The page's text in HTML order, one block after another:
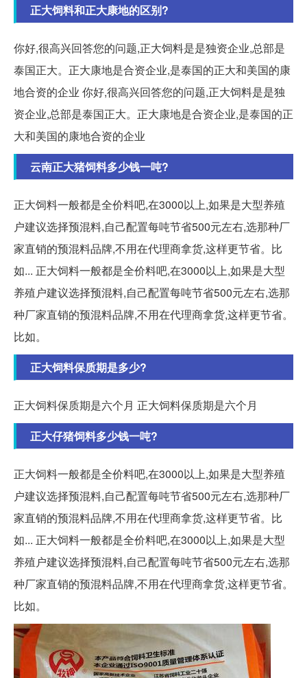
正大饲料和正大康地的区别?
你好,很高兴回答您的问题,正大饲料是是独资企业,总部是
泰国正大。正大康地是合资企业,是泰国的正大和美国的康
地合资的企业 你好,很高兴回答您的问题,正大饲料是是独
资企业,总部是泰国正大。正大康地是合资企业,是泰国的正
大和美国的康地合资的企业
云南正大猪饲料多少钱一吨?
正大饲料一般都是全价料吧,在3000以上,如果是大型养殖
户建议选择预混料,自己配置每吨节省500元左右,选那种厂
家直销的预混料品牌,不用在代理商拿货,这样更节省。比
如... 正大饲料一般都是全价料吧,在3000以上,如果是大型
养殖户建议选择预混料,自己配置每吨节省500元左右,选那
种厂家直销的预混料品牌,不用在代理商拿货,这样更节省。
比如。
正大饲料保质期是多少?
正大饲料保质期是六个月 正大饲料保质期是六个月
正大仔猪饲料多少钱一吨?
正大饲料一般都是全价料吧,在3000以上,如果是大型养殖
户建议选择预混料,自己配置每吨节省500元左右,选那种厂
家直销的预混料品牌,不用在代理商拿货,这样更节省。比
如... 正大饲料一般都是全价料吧,在3000以上,如果是大型
养殖户建议选择预混料,自己配置每吨节省500元左右,选那
种厂家直销的预混料品牌,不用在代理商拿货,这样更节省。
比如。